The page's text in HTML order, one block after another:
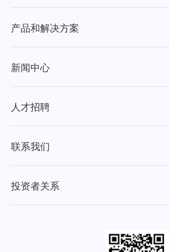
产品和解决方案
新闻中心
人才招聘
联系我们
投资者关系